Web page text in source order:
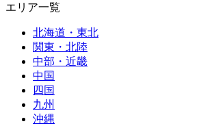
エリア一覧
北海道・東北
関東・北陸
中部・近畿
中国
四国
九州
沖縄